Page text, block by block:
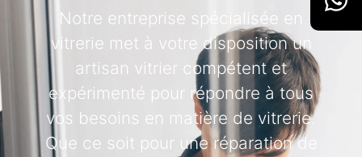
Notre entreprise spécialisée en
vitrerie met à votre disposition un
artisan vitrier compétent et
expérimenté pour répondre à tous
vos besoins en matière de vitrerie.
Que ce soit pour une réparation de